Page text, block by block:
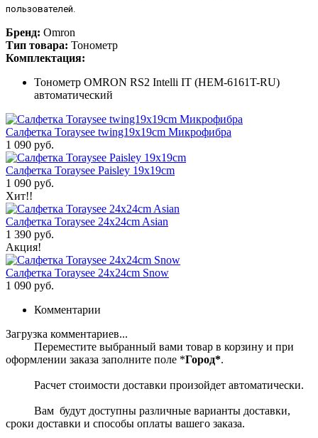
пользователей.
Бренд: Omron
Тип товара: Тонометр
Комплектация:
Тонометр OMRON RS2 Intelli IT (HEM-6161T-RU)
автоматический
Салфетка Toraysee twing19x19cm Микрофибра
1 090 руб.
Салфетка Toraysee Paisley 19x19cm
1 090 руб.
Хит!!
Салфетка Toraysee 24x24cm Asian
1 390 руб.
Акция!
Салфетка Toraysee 24x24cm Snow
1 090 руб.
Комментарии
Загрузка комментариев...
Переместите выбранный вами товар в корзину и при
оформлении заказа заполните поле *Город*.
Расчет стоимости доставки произойдет автоматически.
Вам будут доступны различные варианты доставки,
сроки доставки и способы оплаты вашего заказа.